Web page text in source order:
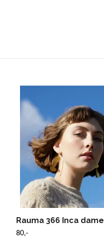
Rauma 366 Inca dame
80,-